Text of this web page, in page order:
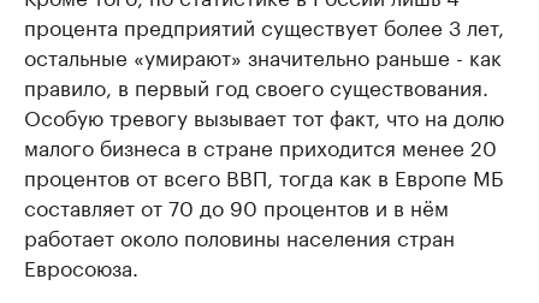
процента предприятий существует более 3 лет,
остальные «умирают» значительно раньше - как
правило, в первый год своего существования.
Особую тревогу вызывает тот факт, что на долю
малого бизнеса в стране приходится менее 20
процентов от всего ВВП, тогда как в Европе МБ
составляет от 70 до 90 процентов и в нём
работает около половины населения стран
Евросоюза.